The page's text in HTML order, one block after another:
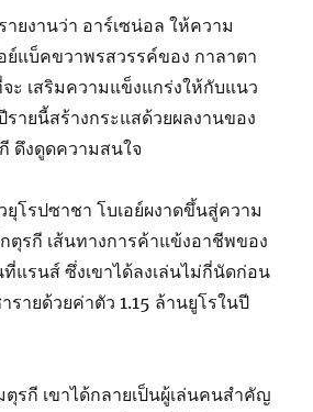
ายงานว่า อาร์เซน่อล ให้ความ
ย์แบ็คขวาพรสวรรค์ของ กาลาตา
ะ เสริมความแข็งแกร่งให้กับแนว
รายนี้สร้างกระแสด้วยผลงานของ
ดึงดูดความสนใจ
โรปซาชา โบเอย์ผงาดขึ้นสู่ความ
ตุรกี เส้นทางการค้าแข้งอาชีพของ
ที่แรนส์ ซึ่งเขาได้ลงเล่นไม่กี่นัดก่อน
รายด้วยค่าตัว 1.15 ล้านยูโรในปี
รกี เขาได้กลายเป็นผู้เล่นคนสำคัญ